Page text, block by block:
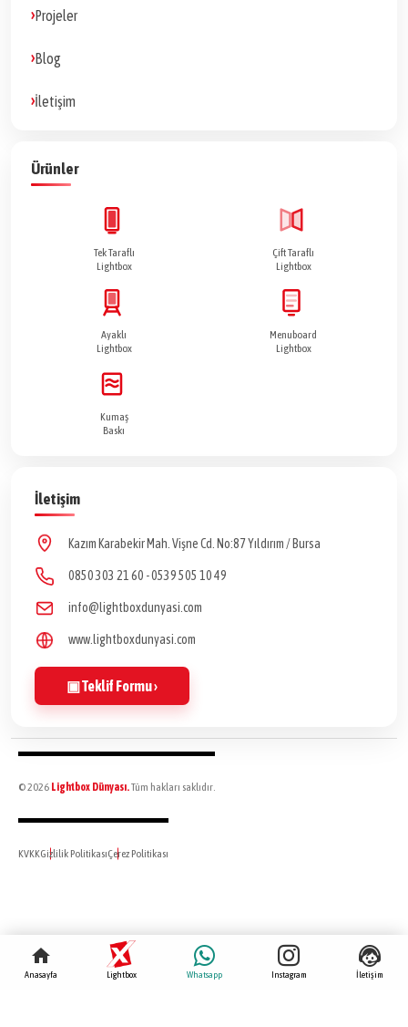
Projeler
Blog
İletişim
Ürünler
Tek Taraflı
Lightbox
Çift Taraflı
Lightbox
Ayaklı
Lightbox
Menuboard
Lightbox
Kumaş
Baskı
İletişim
Kazım Karabekir Mah. Vişne Cd. No:87 Yıldırım / Bursa
0850 303 21 60 -0539 505 10 49
info@lightboxdunyasi.com
www.lightboxdunyasi.com
▣ Teklif Formu ›
© 2026 Lightbox Dünyası.Tüm hakları saklıdır.
KVKKGizlilik PolitikasıÇerez Politikası
Anasayfa Lightbox Whatsapp Instagram İletişim